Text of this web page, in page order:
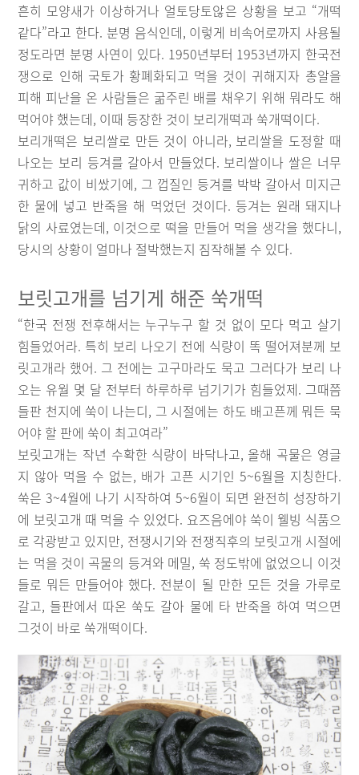
흔히 모양새가 이상하거나 얼토당토않은 상황을 보고 “개떡
같다”라고 한다. 분명 음식인데, 이렇게 비속어로까지 사용될
정도라면 분명 사연이 있다. 1950년부터 1953년까지 한국전
쟁으로 인해 국토가 황폐화되고 먹을 것이 귀해지자 총알을
피해 피난을 온 사람들은 굶주린 배를 채우기 위해 뭐라도 해
먹어야 했는데, 이때 등장한 것이 보리개떡과 쑥개떡이다.
보리개떡은 보리쌀로 만든 것이 아니라, 보리쌀을 도정할 때
나오는 보리 등겨를 갈아서 만들었다. 보리쌀이나 쌀은 너무
귀하고 값이 비쌌기에, 그 껍질인 등겨를 박박 갈아서 미지근
한 물에 넣고 반죽을 해 먹었던 것이다. 등겨는 원래 돼지나
닭의 사료였는데, 이것으로 떡을 만들어 먹을 생각을 했다니,
당시의 상황이 얼마나 절박했는지 짐작해볼 수 있다.
보릿고개를 넘기게 해준 쑥개떡
“한국 전쟁 전후해서는 누구누구 할 것 없이 모다 먹고 살기
힘들었어라. 특히 보리 나오기 전에 식량이 똑 떨어져분께 보
릿고개라 했어. 그 전에는 고구마라도 묵고 그러다가 보리 나
오는 유월 몇 달 전부터 하루하루 넘기기가 힘들었제. 그때쯤
들판 천지에 쑥이 나는디, 그 시절에는 하도 배고픈께 뭐든 묵
어야 할 판에 쑥이 최고여라”
보릿고개는 작년 수확한 식량이 바닥나고, 올해 곡물은 영글
지 않아 먹을 수 없는, 배가 고픈 시기인 5~6월을 지칭한다.
쑥은 3~4월에 나기 시작하여 5~6월이 되면 완전히 성장하기
에 보릿고개 때 먹을 수 있었다. 요즈음에야 쑥이 웰빙 식품으
로 각광받고 있지만, 전쟁시기와 전쟁직후의 보릿고개 시절에
는 먹을 것이 곡물의 등겨와 메밀, 쑥 정도밖에 없었으니 이것
들로 뭐든 만들어야 했다. 전분이 될 만한 모든 것을 가루로
갈고, 들판에서 따온 쑥도 갈아 물에 타 반죽을 하여 먹으면
그것이 바로 쑥개떡이다.